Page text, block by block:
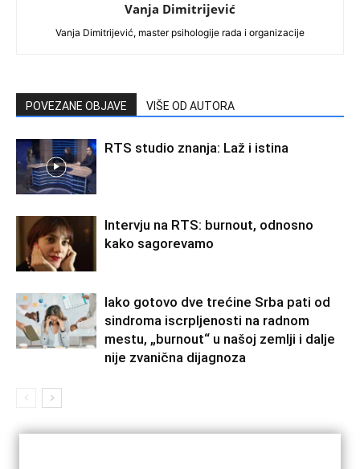
Vanja Dimitrijević
Vanja Dimitrijević, master psihologije rada i organizacije
POVEZANE OBJAVE VIŠE OD AUTORA
RTS studio znanja: Laž i istina
Intervju na RTS: burnout, odnosno
kako sagorevamo
Iako gotovo dve trećine Srba pati od
sindroma iscrpljenosti na radnom
mestu, „burnout“ u našoj zemlji i dalje
nije zvanična dijagnoza